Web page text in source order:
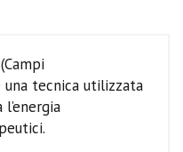
(Campi
tecnica utilizzata